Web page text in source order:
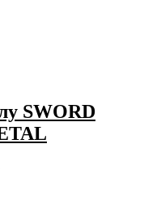
SWORD